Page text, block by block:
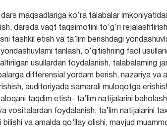
dars maqsadlariga ko‘ra talabalar
darsda vaqt taqsimotini to‘g‘ri
tashkil etish va ta’lim berishdagi
tanlash, o‘qitishning faol
usullardan foydalanish, talabalaming
differensial yordam berish, nazariya va
auditoriyada samarali muloqotga
taqdim etish- ta’lim natijalarini
vositalardan foydalanish, ta’lim natijalarini
va amalda qo‘llay olishi, mavjud